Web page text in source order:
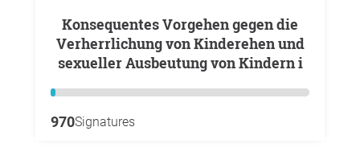
Konsequentes Vorgehen gegen die
Verherrlichung von Kinderehen und
sexueller Ausbeutung von Kindern i
970Signatures